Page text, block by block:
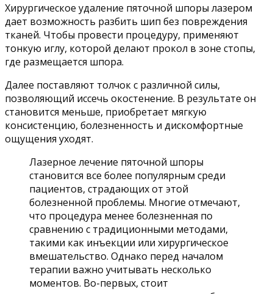
Хирургическое удаление пяточной шпоры лазером
дает возможность разбить шип без повреждения
тканей. Чтобы провести процедуру, применяют
тонкую иглу, которой делают прокол в зоне стопы,
где размещается шпора.
Далее поставляют толчок с различной силы,
позволяющий иссечь окостенение. В результате он
становится меньше, приобретает мягкую
консистенцию, болезненность и дискомфортные
ощущения уходят.
Лазерное лечение пяточной шпоры
становится все более популярным среди
пациентов, страдающих от этой
болезненной проблемы. Многие отмечают,
что процедура менее болезненная по
сравнению с традиционными методами,
такими как инъекции или хирургическое
вмешательство. Однако перед началом
терапии важно учитывать несколько
моментов. Во-первых, стоит